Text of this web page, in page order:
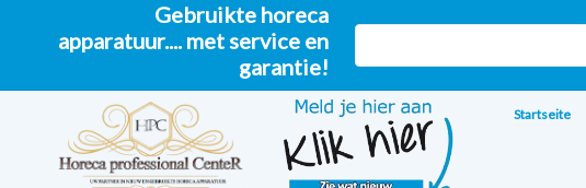
Gebruikte horeca
apparatuur.... met service en
garantie!
Startseite